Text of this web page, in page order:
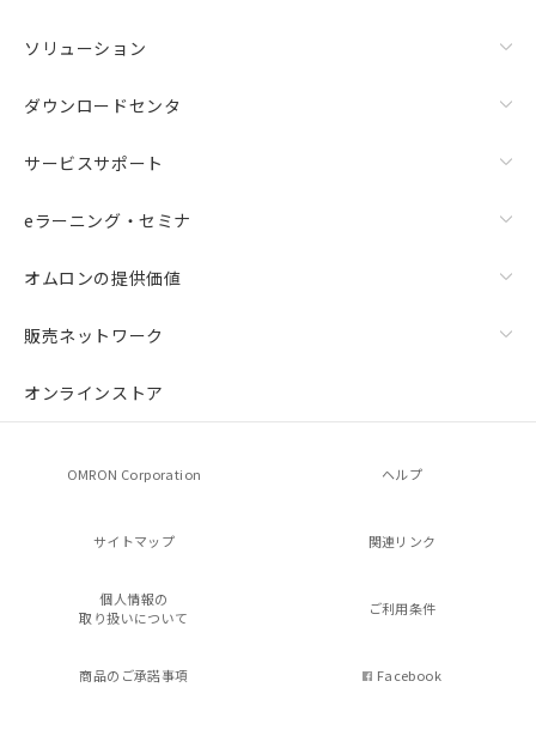
ソリューション
ダウンロードセンタ
サービスサポート
eラーニング・セミナ
オムロンの提供価値
販売ネットワーク
オンラインストア
OMRON Corporation ヘルプ
サイトマップ 関連リンク
個人情報の
取り扱いについて
ご利用条件
商品のご承諾事項 Facebook